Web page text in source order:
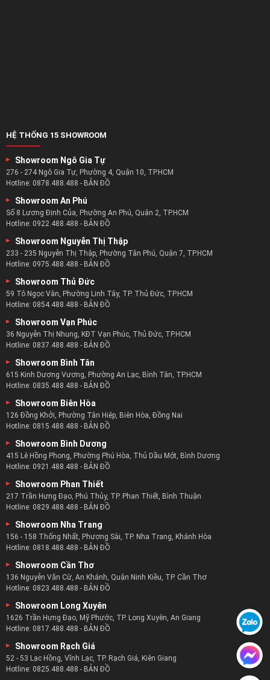
HỆ THỐNG 15 SHOWROOM
Showroom Ngô Gia Tự
276 - 274 Ngô Gia Tự, Phường 4, Quận 10, TP.HCM
Hotline: 0878.488.488 - BẢN ĐỒ
Showroom An Phú
Số 8 Lương Định Của, Phường An Phú, Quận 2, TP.HCM
Hotline: 0922.488.488 - BẢN ĐỒ
Showroom Nguyễn Thị Thập
233 - 235 Nguyễn Thị Thập, Phường Tân Phú, Quận 7, TP.HCM
Hotline: 0975.488.488 - BẢN ĐỒ
Showroom Thủ Đức
59 Tô Ngọc Vân, Phường Linh Tây, TP. Thủ Đức, TP.HCM
Hotline: 0854.488.488 - BẢN ĐỒ
Showroom Vạn Phúc
36 Nguyễn Thị Nhung, KĐT Vạn Phúc, Thủ Đức, TP.HCM
Hotline: 0837.488.488 - BẢN ĐỒ
Showroom Bình Tân
615 Kinh Dương Vương, Phường An Lạc, Bình Tân, TP.HCM
Hotline: 0835.488.488 - BẢN ĐỒ
Showroom Biên Hòa
126 Đồng Khởi, Phường Tân Hiệp, Biên Hòa, Đồng Nai
Hotline: 0815.488.488 - BẢN ĐỒ
Showroom Bình Dương
415 Lê Hồng Phong, Phường Phú Hòa, Thủ Dầu Một, Bình Dương
Hotline: 0921.488.488 - BẢN ĐỒ
Showroom Phan Thiết
217 Trần Hưng Đạo, Phú Thủy, TP. Phan Thiết, Bình Thuận
Hotline: 0829.488.488 - BẢN ĐỒ
Showroom Nha Trang
156 - 158 Thống Nhất, Phương Sài, TP. Nha Trang, Khánh Hòa
Hotline: 0818.488.488 - BẢN ĐỒ
Showroom Cần Thơ
136 Nguyễn Văn Cừ, An Khánh, Quận Ninh Kiều, TP. Cần Thơ
Hotline: 0823.488.488 - BẢN ĐỒ
Showroom Long Xuyên
1626 Trần Hưng Đạo, Mỹ Phước, TP. Long Xuyên, An Giang
Hotline: 0817.488.488 - BẢN ĐỒ
Showroom Rạch Giá
52 - 53 Lạc Hồng, Vĩnh Lạc, TP. Rạch Giá, Kiên Giang
Hotline: 0825.488.488 - BẢN ĐỒ